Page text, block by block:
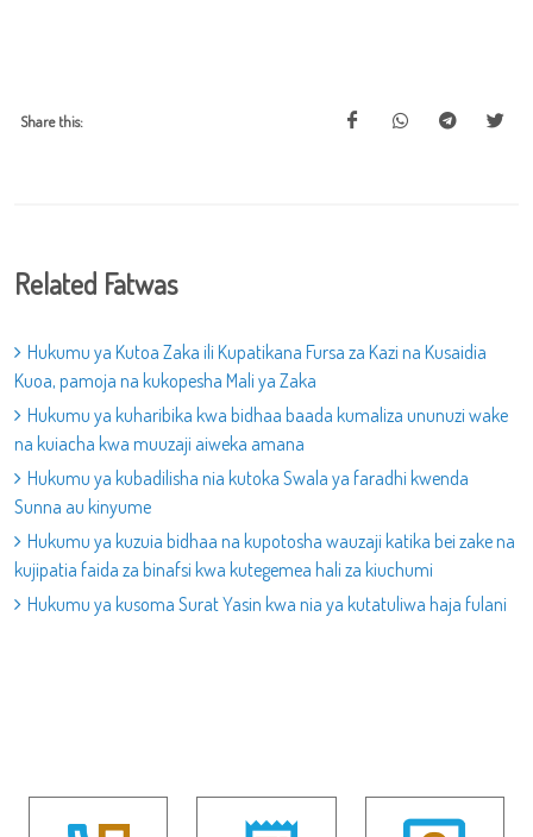
Share this:
Related Fatwas
Hukumu ya Kutoa Zaka ili Kupatikana Fursa za Kazi na Kusaidia
Kuoa, pamoja na kukopesha Mali ya Zaka
Hukumu ya kuharibika kwa bidhaa baada kumaliza ununuzi wake
na kuiacha kwa muuzaji aiweka amana
Hukumu ya kubadilisha nia kutoka Swala ya faradhi kwenda
Sunna au kinyume
Hukumu ya kuzuia bidhaa na kupotosha wauzaji katika bei zake na
kujipatia faida za binafsi kwa kutegemea hali za kiuchumi
Hukumu ya kusoma Surat Yasin kwa nia ya kutatuliwa haja fulani